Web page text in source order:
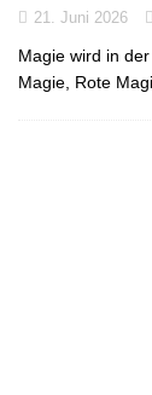
21. Juni 2026
Magie wird in
Magie, Rote